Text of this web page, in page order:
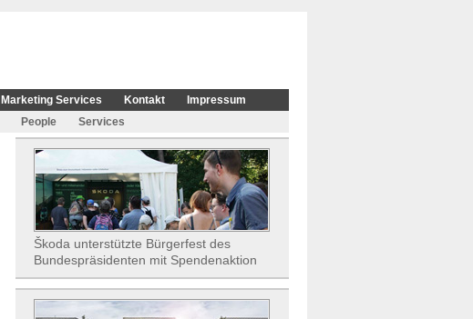
Marketing Services Kontakt
Impressum
People Services
Škoda unterstützte Bürgerfest des
Bundespräsidenten mit Spendenaktion